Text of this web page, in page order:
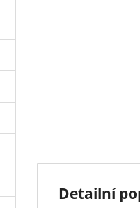
Detailní